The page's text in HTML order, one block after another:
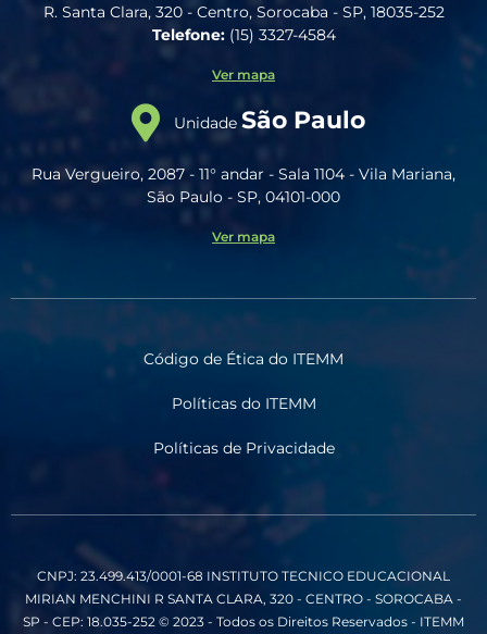
R. Santa Clara, 320 - Centro, Sorocaba - SP, 18035-252
Telefone: (15) 3327-4584
Ver mapa
Unidade São Paulo
Rua Vergueiro, 2087 - 11° andar - Sala 1104 - Vila Mariana,
São Paulo - SP, 04101-000
Ver mapa
Código de Ética do ITEMM
Políticas do ITEMM
Políticas de Privacidade
CNPJ: 23.499.413/0001-68 INSTITUTO TECNICO EDUCACIONAL
MIRIAN MENCHINI R SANTA CLARA, 320 - CENTRO - SOROCABA -
SP - CEP: 18.035-252 © 2023 - Todos os Direitos Reservados - ITEMM